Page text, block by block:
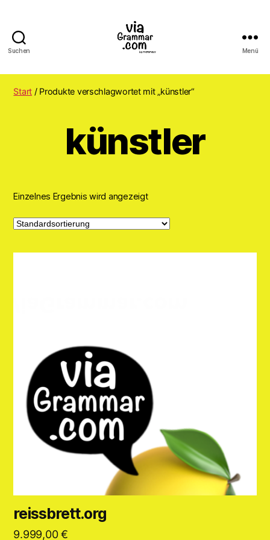
Suchen Menü
Start / Produkte verschlagwortet mit „künstler“
künstler
Einzelnes Ergebnis wird angezeigt
reissbrett.org
9.999,00€